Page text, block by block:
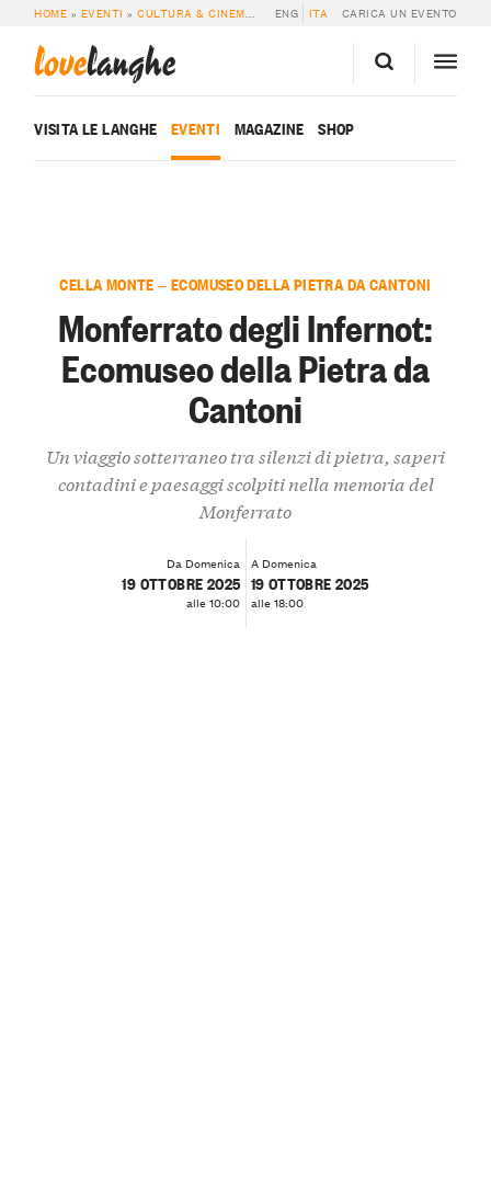
HOME » EVENTI »CULTURA & CINEMA » MONFERRATO DEGLI INFERNOT:
ENG ITA CARICA UN EVENTO
lovelanghe
VISITA LE LANGHE EVENTI MAGAZINE SHOP
CELLA MONTE — ECOMUSEO DELLA PIETRA DA CANTONI
Monferrato degli Infernot:
Ecomuseo della Pietra da
Cantoni
Un viaggio sotterraneo tra silenzi di pietra, saperi
contadini e paesaggi scolpiti nella memoria del
Monferrato
Da Domenica
19 OTTOBRE 2025
alle 10:00
A Domenica
19 OTTOBRE 2025
alle 18:00